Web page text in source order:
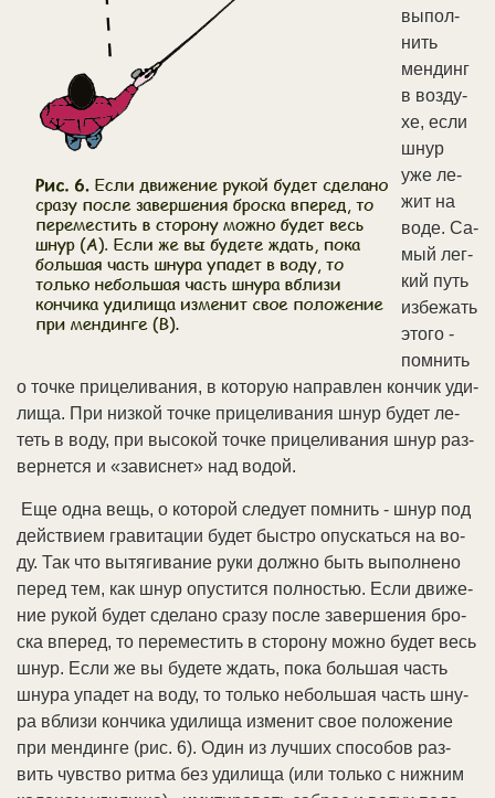
вы­пол­
нить
мен­динг
в воз­ду­
хе, ес­ли
шнур
уже ле­
жит на
во­де. Са­
мый лег­
кий путь
из­бе­жать
это­го -
пом­нить
о точ­ке при­це­ли­ва­ния, в ко­то­рую на­прав­лен кон­чик уди­
ли­ща. При низ­кой точ­ке при­це­ли­ва­ния шнур бу­дет ле­
теть в во­ду, при вы­со­кой точ­ке при­це­ли­ва­ния шнур раз­
вер­нет­ся и «за­вис­нет» над во­дой.
Еще од­на вещь, о ко­то­рой сле­ду­ет пом­нить - шнур под
дей­ст­ви­ем гра­ви­та­ции бу­дет бы­ст­ро опус­кать­ся на во­
ду. Так что вы­тя­ги­ва­ние ру­ки долж­но быть вы­пол­не­но
пе­ред тем, как шнур опус­тит­ся пол­но­стью. Ес­ли дви­же­
ние ру­кой бу­дет сде­ла­но сра­зу по­сле за­вер­ше­ния бро­
ска впе­ред, то пе­ре­мес­тить в сто­ро­ну мож­но бу­дет весь
шнур. Ес­ли же вы бу­де­те ждать, по­ка боль­шая часть
шну­ра упа­дет на во­ду, то толь­ко не­боль­шая часть шну­
ра вбли­зи кон­чи­ка уди­ли­ща из­ме­нит свое по­ло­же­ние
при мен­дин­ге (рис. 6). Один из луч­ших спо­со­бов раз­
вить чув­ст­во рит­ма без уди­ли­ща (или толь­ко с ниж­ним